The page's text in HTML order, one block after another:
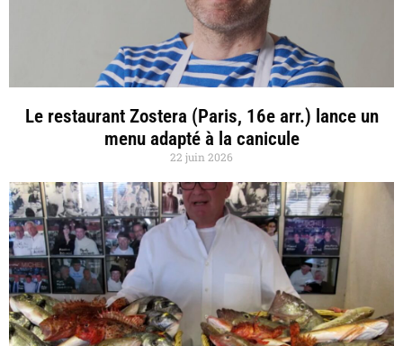
Le restaurant Zostera (Paris, 16e arr.) lance un
menu adapté à la canicule
22 juin 2026